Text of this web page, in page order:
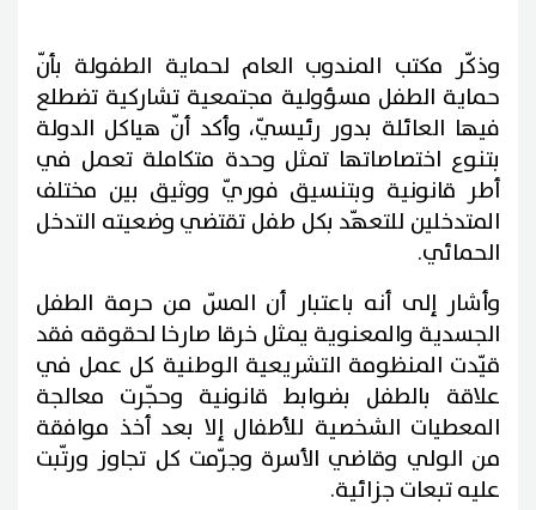
وذكّر مكتب المندوب العام لحماية الطفولة بأنّ
حماية الطفل مسؤولية مجتمعية تشاركية تضطلع
فيها العائلة بدور رئيسيّ، وأكد أنّ هياكل الدولة
بتنوع اختصاصاتها تمثل وحدة متكاملة تعمل في
أطر قانونية وبتنسيق فوريّ ووثيق بين مختلف
المتدخلين للتعهّد بكل طفل تقتضي وضعيته التدخل
الحمائي.
وأشار إلى أنه باعتبار أن المسّ من حرمة الطفل
الجسدية والمعنوية يمثل خرقا صارخا لحقوقه فقد
قيّدت المنظومة التشريعية الوطنية كل عمل في
علاقة بالطفل بضوابط قانونية وحجّرت معالجة
المعطيات الشخصية للأطفال إلا بعد أخذ موافقة
من الولي وقاضي الأسرة وجرّمت كل تجاوز ورتّبت
عليه تبعات جزائية.